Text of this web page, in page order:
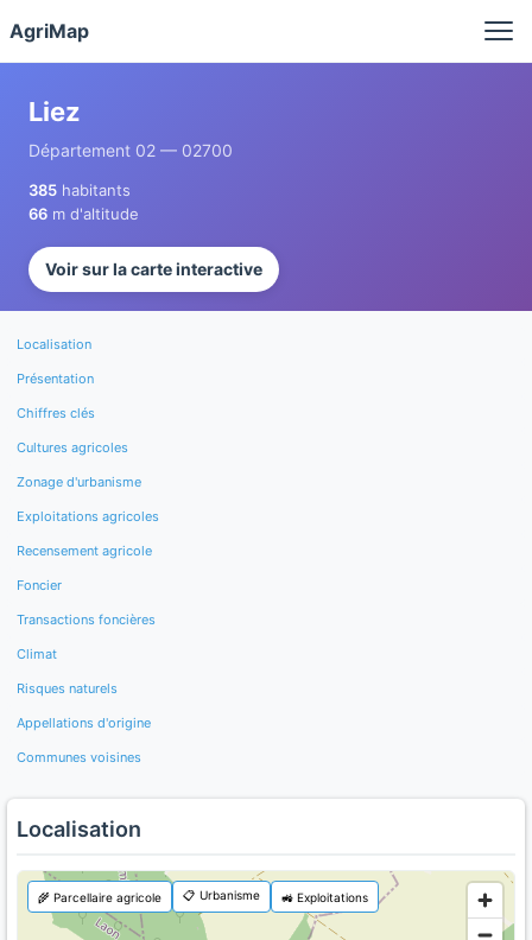
AgriMap
Liez
Département 02 — 02700
385 habitants
66 m d'altitude
Voir sur la carte interactive
Localisation
Présentation
Chiffres clés
Cultures agricoles
Zonage d'urbanisme
Exploitations agricoles
Recensement agricole
Foncier
Transactions foncières
Climat
Risques naturels
Appellations d'origine
Communes voisines
Localisation
🌾 Parcellaire agricole 📋 Urbanisme 🚜 Exploitations